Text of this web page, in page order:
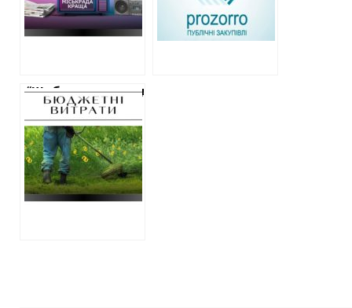
телебаченні та
радіо
“Шебелинкагазвидобування”
планує покосити
траву за 9
мільйонів